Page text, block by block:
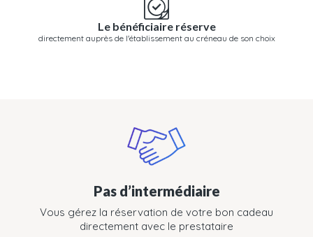
Le bénéficiaire réserve
directement auprès de l'établissement au créneau de son choix
Pas d’intermédiaire
Vous gérez la réservation de votre bon cadeau
directement avec le prestataire